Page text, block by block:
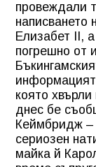
провеждали
написването
Елизабет II,
погрешно от
която
днес бе
Кеймбридж –
сериозен
майка й